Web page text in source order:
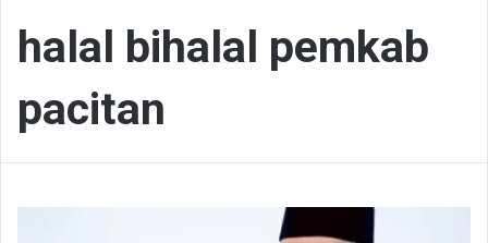
halal bihalal pemkab
pacitan